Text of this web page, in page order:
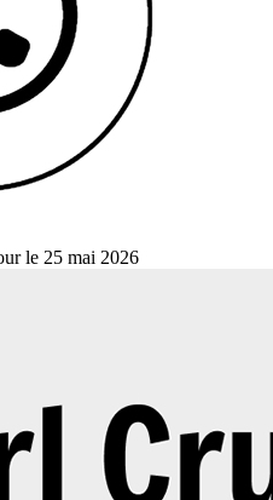
le 25 mai 2026